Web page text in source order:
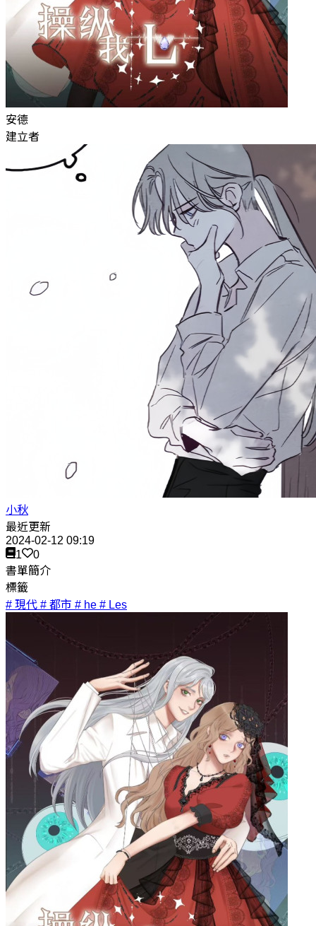
安德
建立者
小秋
最近更新
2024-02-12 09:19
1
0
書單簡介
標籤
# 現代 # 都市 # he # Les